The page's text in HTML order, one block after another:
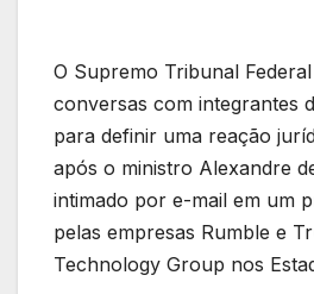
O Supremo Tribunal
conversas com integrantes
para definir uma reação
após o ministro Alexandre
intimado por e-mail em um
pelas empresas Rumble e
Technology Group nos